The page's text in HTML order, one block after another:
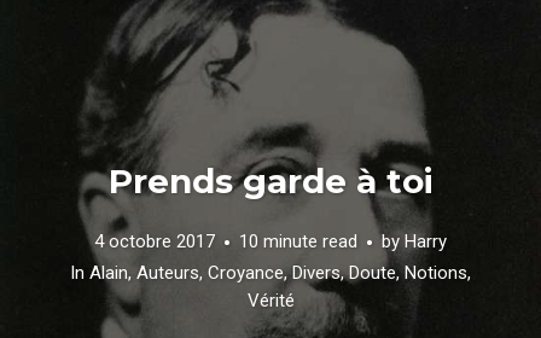
Prends garde à toi
4 octobre 2017 10 minute read by Harry
In Alain, Auteurs, Croyance,Divers,Doute, Notions,
Vérité